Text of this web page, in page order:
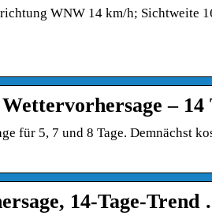
WNW 14 km/h; Sichtweite
– 14
für 5, 7 und 8 Tage. Demnächst
14-Tage-Trend